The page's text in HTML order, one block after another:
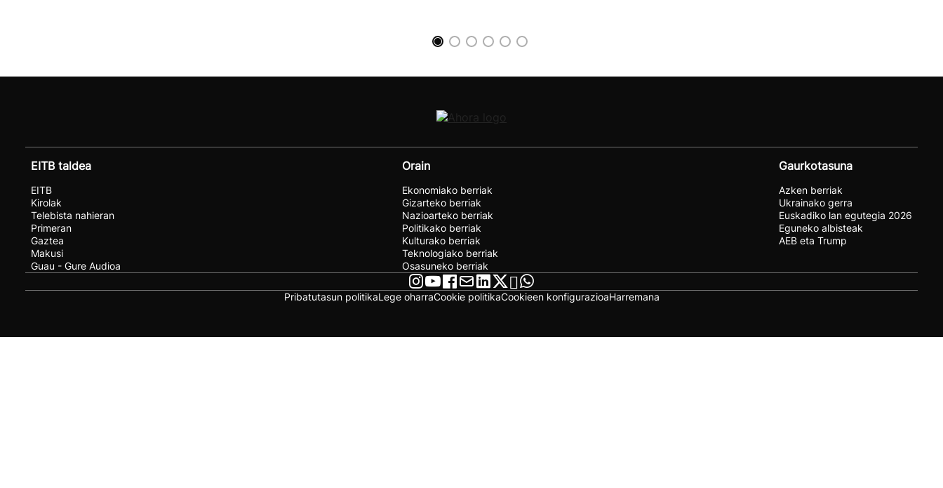
EITB taldea
EITB
Kirolak
Telebista nahieran
Primeran
Gaztea
Makusi
Guau - Gure Audioa
Orain
Ekonomiako berriak
Gizarteko berriak
Nazioarteko berriak
Politikako berriak
Kulturako berriak
Teknologiako berriak
Osasuneko berriak
Gaurkotasuna
Azken berriak
Ukrainako gerra
Euskadiko lan egutegia 2026
Eguneko albisteak
AEB eta Trump
Pribatutasun politikaLege oharraCookie politikaCookieen konfigurazioaHarremana